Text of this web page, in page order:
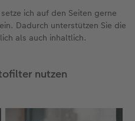
ich auf den Seiten gerne
Dadurch unterstützen Sie die
als auch inhaltlich.
nutzen